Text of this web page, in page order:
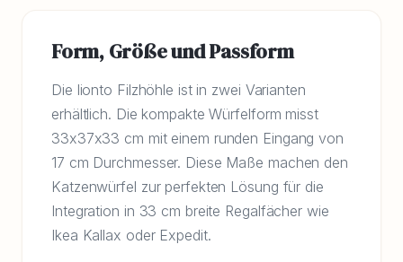
Form, Größe und Passform
Die lionto Filzhöhle ist in zwei Varianten
erhältlich. Die kompakte Würfelform misst
33x37x33 cm mit einem runden Eingang von
17 cm Durchmesser. Diese Maße machen den
Katzenwürfel zur perfekten Lösung für die
Integration in 33 cm breite Regalfächer wie
Ikea Kallax oder Expedit.